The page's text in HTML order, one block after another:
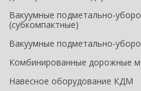
Вакуумные подметально-
(субкомпактные)
Вакуумные подметально-
Комбинированные дорожные
Навесное оборудование КДМ